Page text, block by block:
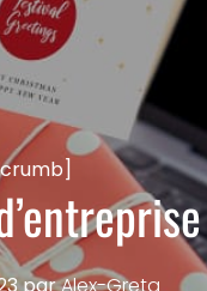
parAlex-Greta